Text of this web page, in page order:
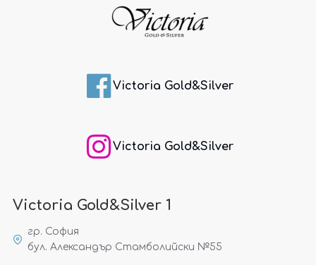
Victoria Gold&Silver
Victoria Gold&Silver
Victoria Gold&Silver 1
гр. София
бул. Александър Стамболийски №55